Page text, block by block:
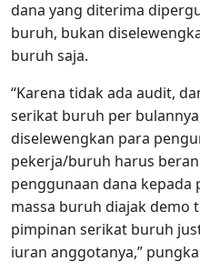
dana yang diterima
buruh, bukan
buruh saja.
“Karena tidak ada audit,
serikat buruh per
diselewengkan para
pekerja/buruh harus
penggunaan dana kepada
massa buruh diajak demo
pimpinan serikat buruh
iuran anggotanya,”